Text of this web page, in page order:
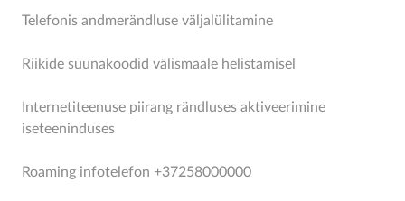
Telefonis andmerändluse väljalülitamine
Riikide suunakoodid välismaale helistamisel
Internetiteenuse piirang rändluses aktiveerimine
iseteeninduses
Roaming infotelefon +37258000000